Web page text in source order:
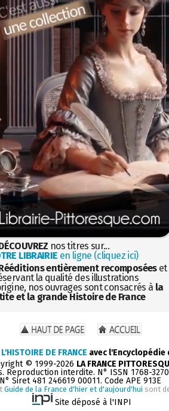
nos titres sur...
LIBRAIRIE en ligne (cliquez ici)
entièrement recomposéeset
la qualité des illustrations
nos ouvrages sont consacrés à la
et la grande Histoire de France
L'HISTOIRE DE FRANCE avec
© 1999-2026 LA FRANCE
Reproduction interdite. N° ISSN 1768-
N° Siret 481 246619 00011. Code APE 913E
Guide de la France d'hier et d'aujourd'hui sont
Site déposé à l'INPI